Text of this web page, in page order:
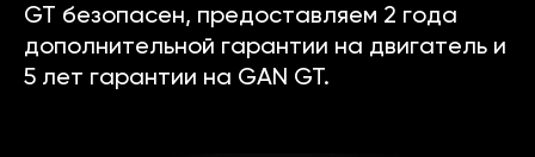
GT безопасен, предоставляем 2 года
дополнительной гарантии на двигатель и
5 лет гарантии на GAN GT.